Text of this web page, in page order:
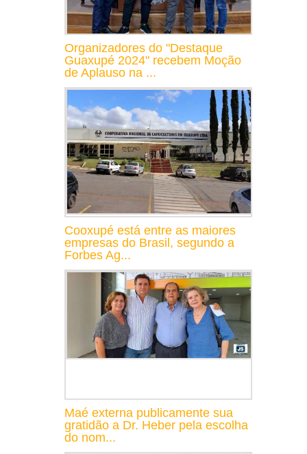
Organizadores do "Destaque
Guaxupé 2024" recebem Moção
de Aplauso na ...
Cooxupé está entre as maiores
empresas do Brasil, segundo a
Forbes Ag...
Maé externa publicamente sua
gratidão a Dr. Heber pela escolha
do nom...